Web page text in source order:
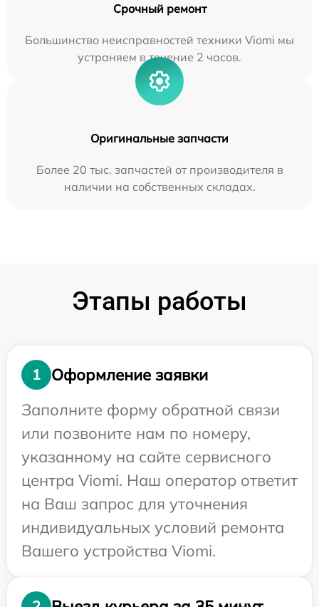
Срочный ремонт
Большинство неисправностей техники Viomi мы
устраняем в течение 2 часов.
Оригинальные запчасти
Более 20 тыс. запчастей от производителя в
наличии на собственных складах.
Этапы работы
1
Оформление заявки
Заполните форму обратной связи
или позвоните нам по номеру,
указанному на сайте сервисного
центра Viomi. Наш оператор ответит
на Ваш запрос для уточнения
индивидуальных условий ремонта
Вашего устройства Viomi.